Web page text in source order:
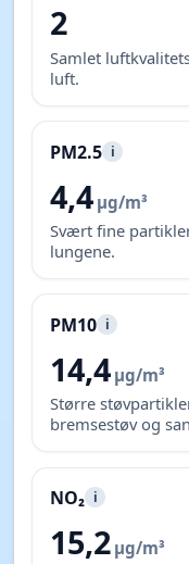
2
Samlet
luft.
PM2.5 i
4,4 µg/m³
Svært fine
lungene.
PM10 i
14,4 µg/m³
Større
bremsestøv og
NO₂ i
15,2 µg/m³